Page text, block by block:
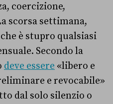
coercizione,
scorsa settimana,
è stupro qualsiasi
Secondo la
deve essere «libero e
e revocabile»
dal solo silenzio o